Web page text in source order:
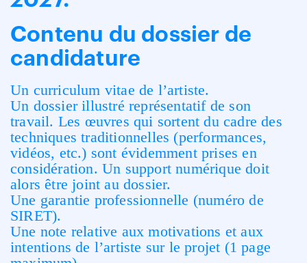
Contenu du dossier de
candidature
Un curriculum vitae de l’artiste.
Un dossier illustré représentatif de son
travail. Les œuvres qui sortent du cadre des
techniques traditionnelles (performances,
vidéos, etc.) sont évidemment prises en
considération. Un support numérique doit
alors être joint au dossier.
Une garantie professionnelle (numéro de
SIRET).
Une note relative aux motivations et aux
intentions de l’artiste sur le projet (1 page